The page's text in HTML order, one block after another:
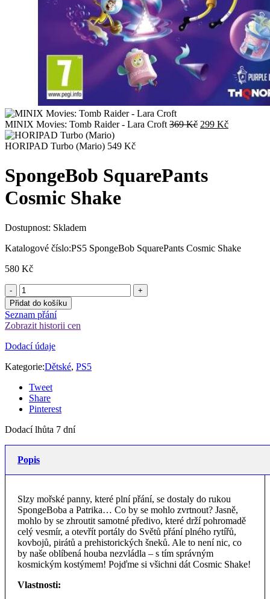
MINIX Movies: Tomb Raider - Lara Croft 369Kč Původní
299 KčAktuální
HORIPAD Turbo (Mario) 549 Kč
SpongeBob SquarePants
Cosmic Shake
Dostupnost: Skladem
Katalogové číslo:PS5 SpongeBob SquarePants Cosmic Shake
580 Kč
Přidat do košíku
Seznam přání
Zobrazit historii cen
Dodací údaje
Kategorie:Dětské, PS5
Tweet
Share
Pinterest
Dodací lhůta 7 dní
Popis
Slzy mořské panny, které plní přání, se dostaly do rukou
SpongeBoba a Patrika… Co by se mohlo zvrtnout? Jasně,
mohlo by se zhroutit samotné předivo, které drží pohromadě
celý vesmír, a otevřít portály do Světů přání plného rytířů,
kovbojů, pirátů a prehistorických šneků. Ale to není nic, co
by naše oblíbená houba nezvládla – s tím správným
kosmickým kostýmem! Pojďme si všichni dát Cosmic Shake!
Vlastnosti: